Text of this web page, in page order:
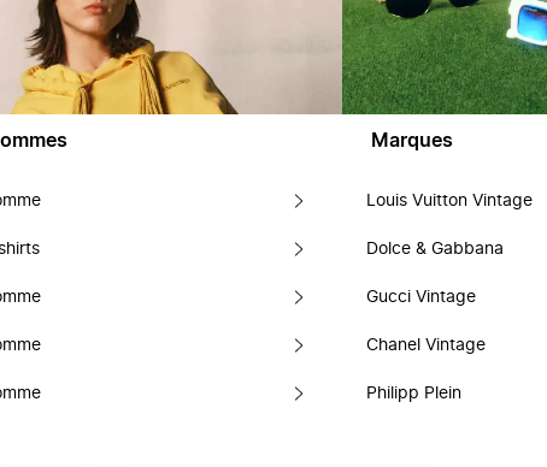
shirts
Marques
Louis Vuitton Vintage
Dolce & Gabbana
Gucci Vintage
Chanel Vintage
Philipp Plein